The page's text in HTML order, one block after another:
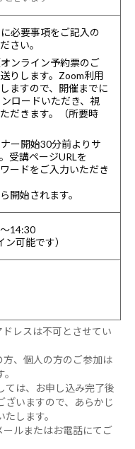
必要事項をご記入の
さい。
ンライン予約票のご
りします。Zoom利用
ますので、開催までに
ロードいただき、視
だきます。（所要時
ー開始30分前よりサ
受講ページURLを
ードをご入力いただき
開始されます。
14:30
ン可能です）
レスは不可とさせてい
、個人の方のご参加は
ては、お申し込み完了後
ざいますので、あらかじ
します。
ルまたはお電話にてご